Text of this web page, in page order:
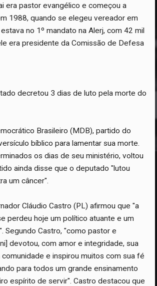
era pastor evangélico e começou a
1988, quando se elegeu vereador em
no 1º mandato na Alerj, com 42 mil
era presidente da Comissão de Defesa
decretou 3 dias de luto pela morte do
Brasileiro (MDB), partido do
bíblico para lamentar sua morte.
os dias de seu ministério, voltou
ainda disse que o deputado "lutou
um câncer".
Cláudio Castro (PL) afirmou que "a
perdeu hoje um político atuante e um
Segundo Castro, "como pastor e
devotou, com amor e integridade, sua
e inspirou muitos com sua fé
para todos um grande ensinamento
espírito de servir". Castro destacou que